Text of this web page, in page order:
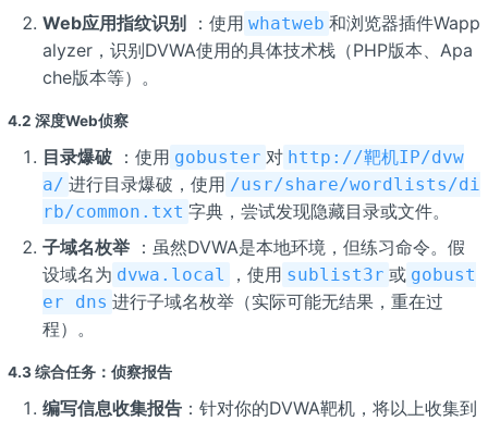
Web应用指纹识别
：使用 whatweb 和浏览器插件Wapp
alyzer，识别DVWA使用的具体技术栈（PHP版本、Apa
che版本等）。
4.2 深度Web侦察
目录爆破：使用 gobuster 对 http://靶机IP/dvw
a/ 进行目录爆破，使用 /usr/share/wordlists/di
rb/common.txt 字典，尝试发现隐藏目录或文件。
子域名枚举：虽然DVWA是本地环境，但练习命令。假
设域名为 dvwa.local ，使用 sublist3r 或 gobust
er dns 进行子域名枚举（实际可能无结果，重在过
程）。
4.3 综合任务：侦察报告
编写信息收集报告：针对你的DVWA靶机，将以上收集到